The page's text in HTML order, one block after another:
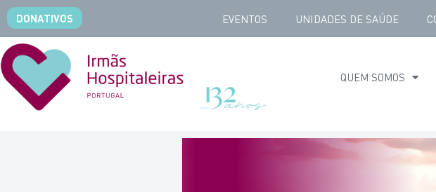
DONATIVOS EVENTOS UNIDADES DE SAÚDE
QUEM SOMOS